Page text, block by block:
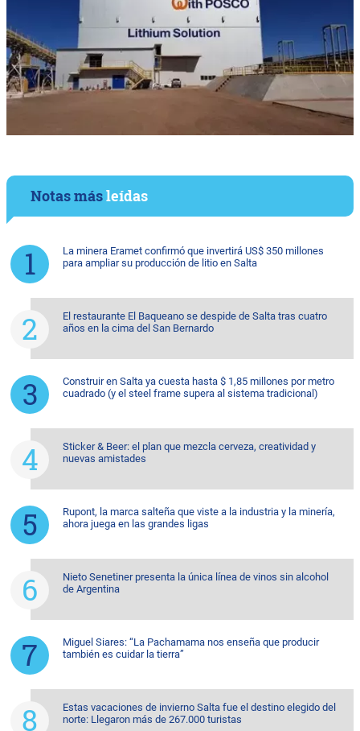
Notas másleídas
La minera Eramet confirmó que invertirá US$ 350 millones
para ampliar su producción de litio en Salta
El restaurante El Baqueano se despide de Salta tras cuatro
años en la cima del San Bernardo
Construir en Salta ya cuesta hasta $ 1,85 millones por metro
cuadrado (y el steel frame supera al sistema tradicional)
Sticker & Beer: el plan que mezcla cerveza, creatividad y
nuevas amistades
Rupont, la marca salteña que viste a la industria y la minería,
ahora juega en las grandes ligas
Nieto Senetiner presenta la única línea de vinos sin alcohol
de Argentina
Miguel Siares: “La Pachamama nos enseña que producir
también es cuidar la tierra”
Estas vacaciones de invierno Salta fue el destino elegido del
norte: Llegaron más de 267.000 turistas